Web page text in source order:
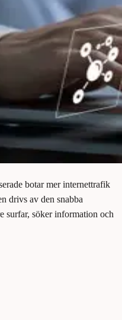
botar mer internettrafik
drivs av den snabba
surfar, söker information och